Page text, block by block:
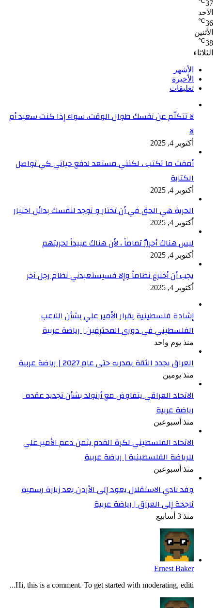
37
الأحد
36
℃
الأثنين
38
℃
الثلاثاء
الأشهر
الأخيرة
تعليقات
لا تتكلّم عن نفسك طوال الوقت، سواء إذا كنت سعيد أم
لا
أكتوبر 4, 2025
أمقت ما تكتب ، لكنني مستعد لدفع حياتي كي تواصل
الكتابة
أكتوبر 4, 2025
الحرية هي الحق في أن تختار و توجد لنفسك بدائل اختيار
أكتوبر 4, 2025
ليس هناك أحرارٌ تماماً ، لأن هناك عبيداً لحريتهم
أكتوبر 4, 2025
يجب أن أخترع نظاماً وإلا فسيستعبدني نظام رجل آخر
أكتوبر 4, 2025
إشادة فلسطينية بقرار الأمير علي بشأن اللاعب
الفلسطيني في دوري المحترفين | رياضة عربية
منذ يوم واحد
العراق يجدد الثقة بمدربه حتى عام 2027 | رياضة عربية
منذ يومين
الاتحاد العراقي يتفاوض مع أرنولد بشأن تجديد عقده |
رياضة عربية
منذ أسبوعين
الاتحاد الفلسطيني لكرة القدم يثمن دعم الأمير علي
للرياضة الفلسطينية | رياضة عربية
منذ أسبوعين
وفد نادي الاستقلال يعود إلى الأردن بعد زيارة رسمية
ناجحة إلى العراق | رياضة عربية
منذ 3 أسابيع
Ernest Baker
Hi, this is a comment. To get started with moderating, editi...